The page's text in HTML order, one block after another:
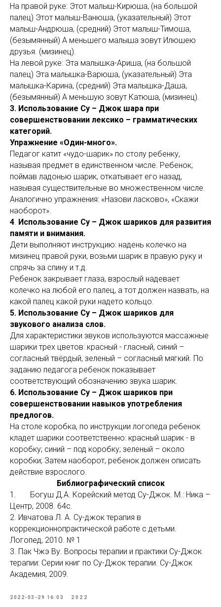
На правой руке: Этот малыш-Кирюша, (на большой
палец) Этот малыш-Ванюша, (указательный) Этот
малыш-Андрюша, (средний) Этот малыш-Тимоша,
(безымянный) А меньшего малыша зовут Илюшею
друзья. (мизинец).
На левой руке: Эта малышка-Ариша, (на большой
палец) Эта малышка-Варюша, (указательный) Эта
малышка-Карина, (средний) Эта малышка-Даша,
(безымянный) А меньшую зовут Катюша, (мизинец).
3. Использование Су – Джок шара при
совершенствовании лексико – грамматических
категорий.
Упражнение «Один-много».
Педагог катит «чудо-шарик» по столу ребенку,
называя предмет в единственном числе. Ребенок,
поймав ладонью шарик, откатывает его назад,
называя существительные во множественном числе.
Аналогично упражнения: «Назови ласково», «Скажи
наоборот».
4. Использование Су – Джок шариков для развития
памяти и внимания.
Дети выполняют инструкцию: надень колечко на
мизинец правой руки, возьми шарик в правую руку и
спрячь за спину и т.д.
Ребенок закрывает глаза, взрослый надевает
колечко на любой его палец, а тот должен назвать, на
какой палец какой руки надето кольцо.
5. Использование Су – Джок шариков для
звукового анализа слов.
Для характеристики звуков используются массажные
шарики трех цветов: красный - гласный, синий –
согласный твёрдый, зеленый – согласный мягкий. По
заданию педагога ребенок показывает
соответствующий обозначению звука шарик.
6. Использование Су – Джок шариков при
совершенствовании навыков употребления
предлогов.
На столе коробка, по инструкции логопеда ребенок
кладет шарики соответственно: красный шарик - в
коробку; синий – под коробку; зеленый – около
коробки; Затем наоборот, ребенок должен описать
действие взрослого.
Библиографический список
1. Богуш Д.А. Корейский метод Су-Джок. М.: Ника –
Центр, 2008. 64с.
2. Ивчатова Л. А. Су-джок терапия в
коррекционнопрактической работе с детьми.
Логопед, 2010. № 1
3. Пак Чжэ Ву. Вопросы терапии и практики Су-Джок
терапии: Серии книг по Су-Джок терапии. Су-Джок
Академия, 2009.
2022-03-29 16:03 2022